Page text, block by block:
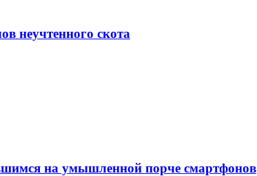
неучтенного скота
на умышленной порче смартфонов